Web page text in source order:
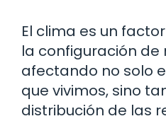
El clima es un
la configuración
afectando no solo
que vivimos, sino
distribución de las